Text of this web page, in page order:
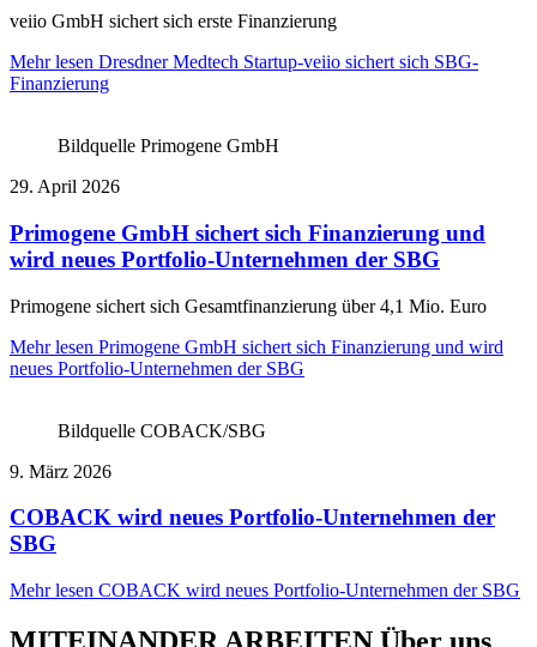
veiio GmbH sichert sich erste Finanzierung
Mehr lesen Dresdner Medtech Startup-veiio sichert sich SBG-
Finanzierung
Bildquelle Primogene GmbH
29. April 2026
Primogene GmbH sichert sich Finanzierung und
wird neues Portfolio-Unternehmen der SBG
Primogene sichert sich Gesamtfinanzierung über 4,1 Mio. Euro
Mehr lesen Primogene GmbH sichert sich Finanzierung und wird
neues Portfolio-Unternehmen der SBG
Bildquelle COBACK/SBG
9. März 2026
COBACK wird neues Portfolio-Unternehmen der
SBG
Mehr lesen COBACK wird neues Portfolio-Unternehmen der SBG